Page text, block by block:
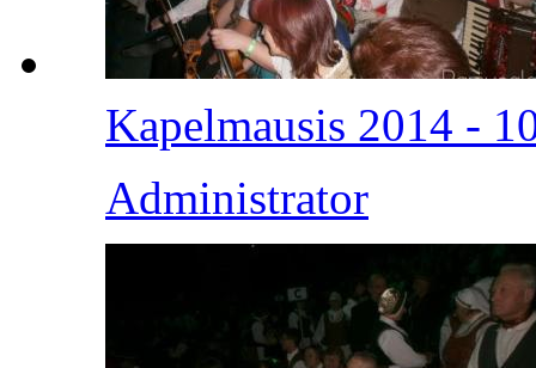
Kapelmausis 2014 -
Administrator